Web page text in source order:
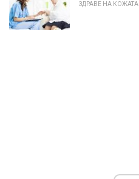
ЗДРАВЕ НА КОЖАТА